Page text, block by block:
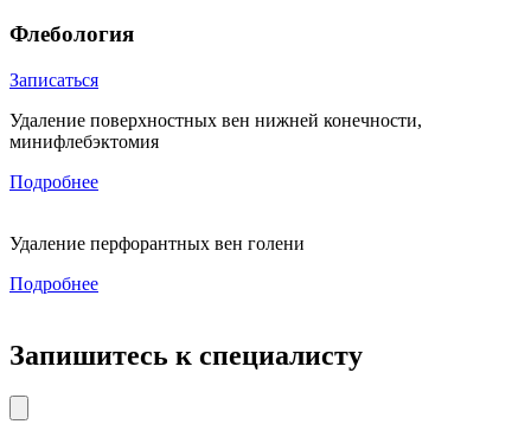
Флебология
Записаться
Удаление поверхностных вен нижней конечности,
минифлебэктомия
Подробнее
Удаление перфорантных вен голени
Подробнее
Запишитесь к специалисту